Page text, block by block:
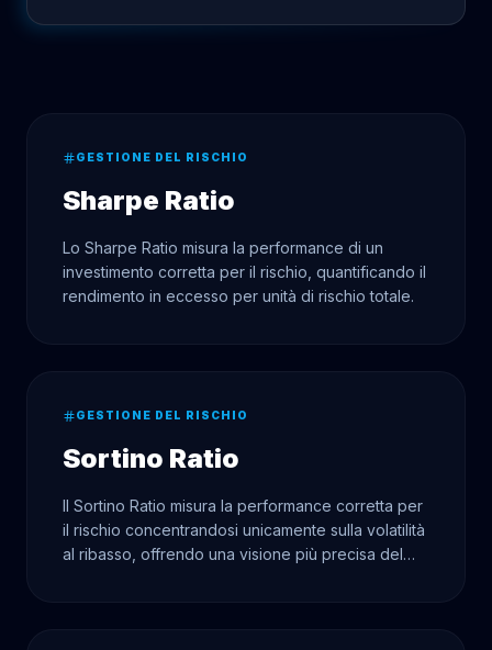
GESTIONE DEL RISCHIO
Sharpe Ratio
Lo Sharpe Ratio misura la performance di un
investimento corretta per il rischio, quantificando il
rendimento in eccesso per unità di rischio totale.
GESTIONE DEL RISCHIO
Sortino Ratio
Il Sortino Ratio misura la performance corretta per
il rischio concentrandosi unicamente sulla volatilità
al ribasso, offrendo una visione più precisa del